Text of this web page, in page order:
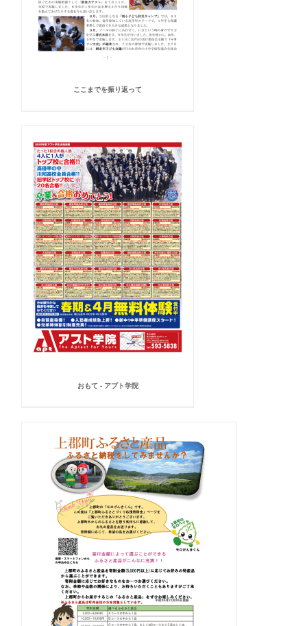
ここまでを振り返って
おもて - アプト学院